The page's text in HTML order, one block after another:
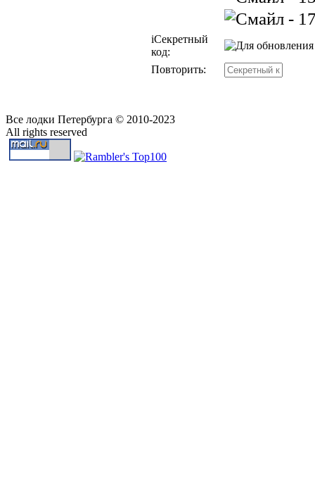
iСекретный
код:
Повторить:
Все лодки Петербурга © 2010-2023
All rights reserved